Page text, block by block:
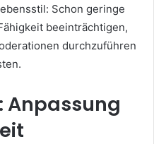
Schon geringe
beeinträchtigen,
durchzuführen
Anpassung